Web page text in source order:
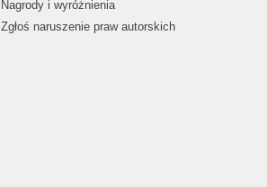
Nagrody i wyróżnienia
Zgłoś naruszenie praw autorskich